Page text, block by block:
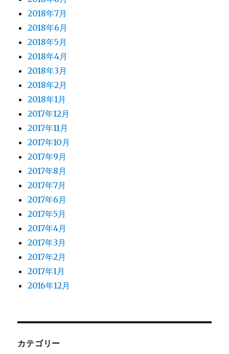
2018年7月
2018年6月
2018年5月
2018年4月
2018年3月
2018年2月
2018年1月
2017年12月
2017年11月
2017年10月
2017年9月
2017年8月
2017年7月
2017年6月
2017年5月
2017年4月
2017年3月
2017年2月
2017年1月
2016年12月
カテゴリー